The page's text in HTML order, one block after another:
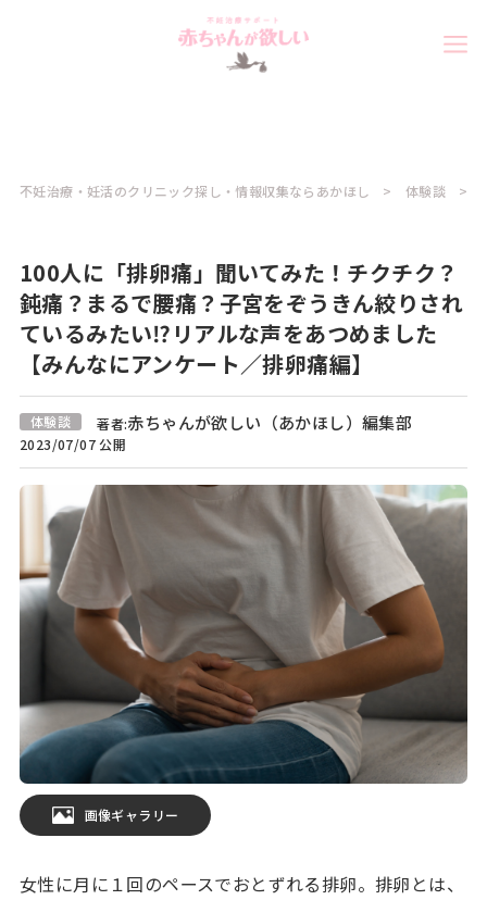
不妊治療・妊活のクリニック探し・情報収集ならあかほし 体験談
100人に「排卵痛」聞いてみた！チクチク？
鈍痛？まるで腰痛？子宮をぞうきん絞りされ
ているみたい⁉︎リアルな声をあつめました
【みんなにアンケート／排卵痛編】
体験談 著者:赤ちゃんが欲しい（あかほし）編集部
2023/07/07 公開
画像ギャラリー
女性に月に１回のペースでおとずれる排卵。排卵とは、